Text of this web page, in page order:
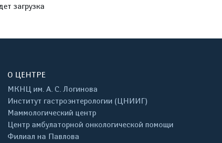
загрузка
О ЦЕНТРЕ
МКНЦ им. А. С. Логинова
Институт гастроэнтерологии (ЦНИИГ)
Маммологический центр
Центр амбулаторной онкологической помощи
Филиал на Павлова